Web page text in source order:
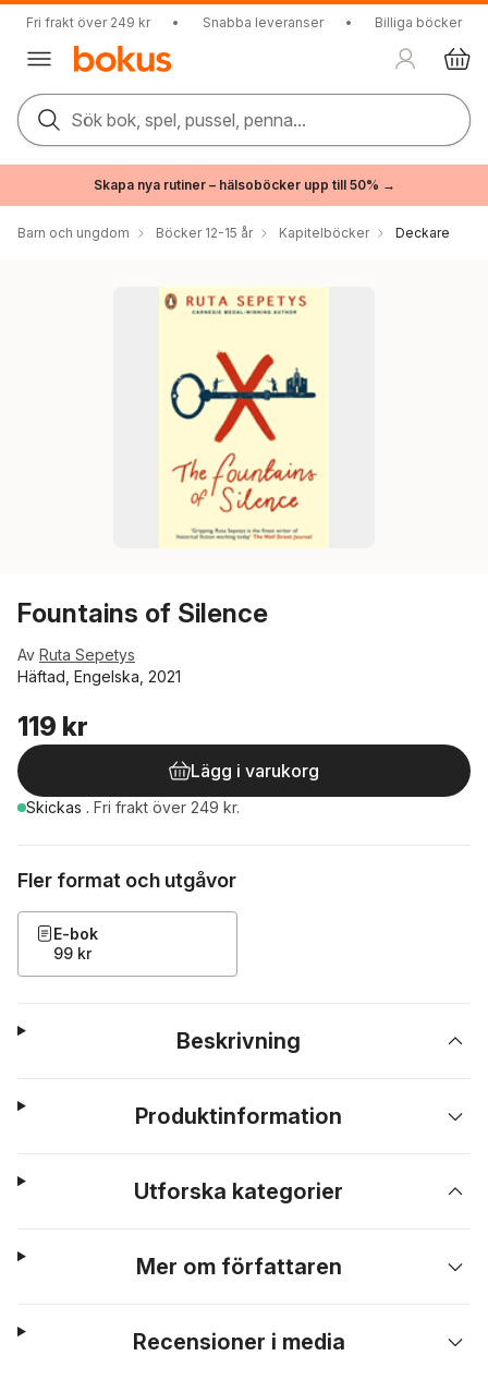
Fri frakt över 249 kr • Snabba leveranser • Billiga böcker
Sök bok, spel, pussel, penna...
Skapa nya rutiner – hälsoböcker upp till 50% →
Barn och ungdom Böcker 12-15 år Kapitelböcker Deckare
Fountains of Silence
Av Ruta Sepetys
Häftad, Engelska, 2021
119 kr
Lägg i varukorg
Skickas . Fri frakt över 249 kr.
Fler format och utgåvor
E-bok
99 kr
Beskrivning
Produktinformation
Utforska kategorier
Mer om författaren
Recensioner i media